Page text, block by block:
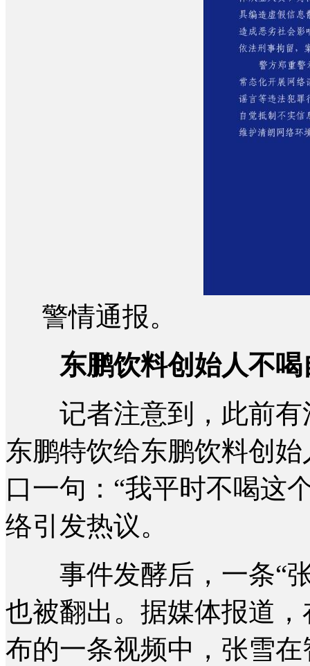
警情通报。
东鹏饮料创始人不
记者注意到，此前有
东鹏特饮给东鹏饮料创
口一句：“我平时不喝这
络引发热议。
事件发酵后，一条“张
也被翻出。据媒体报道
布的一条视频中，张雪